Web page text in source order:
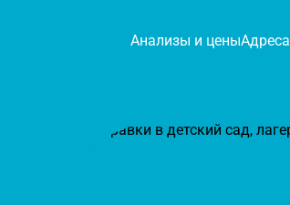
Анализы и ценыАдреса